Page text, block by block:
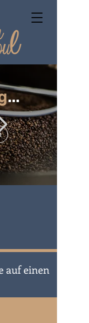
...
auf einen